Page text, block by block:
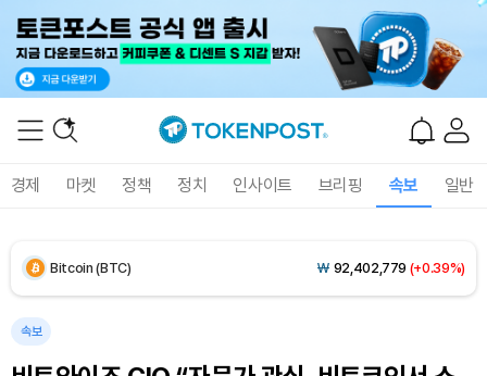
경제 마켓 정책 정치 인사이트 브리핑 속보 일반
Solana (SOL) ₩104,872(+0.59%)
Bitcoin (BTC) ₩ 92,402,779 (+0.39%)
속보